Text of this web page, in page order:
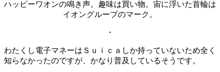
ハッピーワオンの鳴き声。趣味は買い物。宙に浮いた首輪は
イオングループのマーク。
・
わたくし電子マネーはＳｕｉｃａしか持っていないため全く
知らなかったのですが、かなり普及しているそうです。